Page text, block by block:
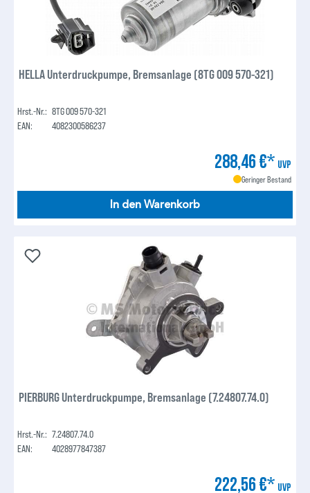
HELLA Unterdruckpumpe, Bremsanlage (8TG 009 570-321)
Hrst.-Nr.: 8TG 009 570-321
EAN:
4082300586237
288,46 €* UVP
Geringer Bestand
In den Warenkorb
PIERBURG Unterdruckpumpe, Bremsanlage (7.24807.74.0)
Hrst.-Nr.: 7.24807.74.0
EAN:
4028977847387
222,56 €* UVP